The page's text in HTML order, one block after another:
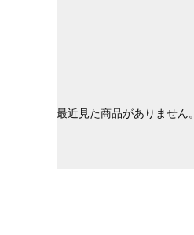
最近見た商品がありません。